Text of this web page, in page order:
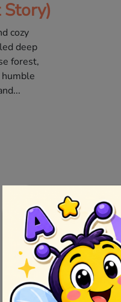
Story)
cozy
deep
forest,